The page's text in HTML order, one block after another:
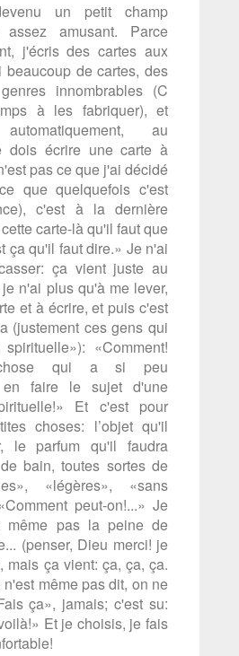
un petit champ
assez amusant. Parce
j'écris des cartes aux
beaucoup de cartes, des
innombrables (C
à les fabriquer), et
au
dois écrire une carte à
pas ce que j'ai décidé
que quelquefois c'est
c'est à la dernière
carte-là qu'il faut que
ça qu'il faut dire.» Je n'ai
ça vient juste au
n'ai plus qu'à me lever,
et à écrire, et puis c'est
(justement ces gens qui
«Comment!
qui a si peu
en faire le sujet d'une
Et c'est pour
choses: l’objet qu'il
le parfum qu'il faudra
bain, toutes sortes de
«légères», «sans
peut-on!...» Je
même pas la peine de
(penser, Dieu merci! je
mais ça vient: ça, ça, ça.
même pas dit, on ne
ça», jamais; c'est su:
Et je choisis, je fais